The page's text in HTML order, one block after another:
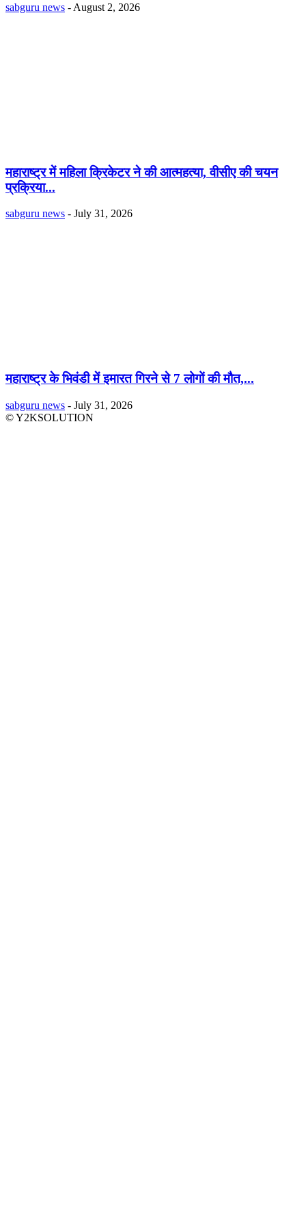
sabguru news - August 2, 2026
महाराष्ट्र में महिला क्रिकेटर ने की आत्महत्या, वीसीए की चयन
प्रक्रिया...
sabguru news - July 31, 2026
महाराष्ट्र के भिवंडी में इमारत गिरने से 7 लोगों की मौत,...
sabguru news - July 31, 2026
© Y2KSOLUTION